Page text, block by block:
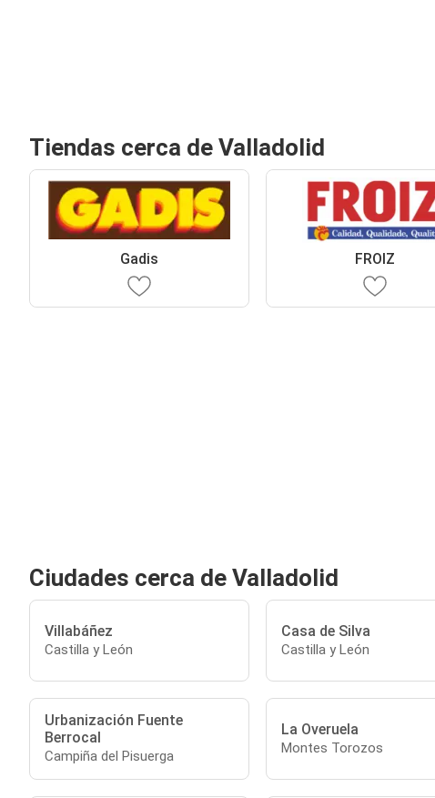
Tiendas cerca de Valladolid
Gadis FROIZ
Ciudades cerca de Valladolid
Villabáñez
Castilla y León
Casa de Silva
Castilla y León
Urbanización Fuente
Berrocal
Campiña del Pisuerga
La Overuela
Montes Torozos